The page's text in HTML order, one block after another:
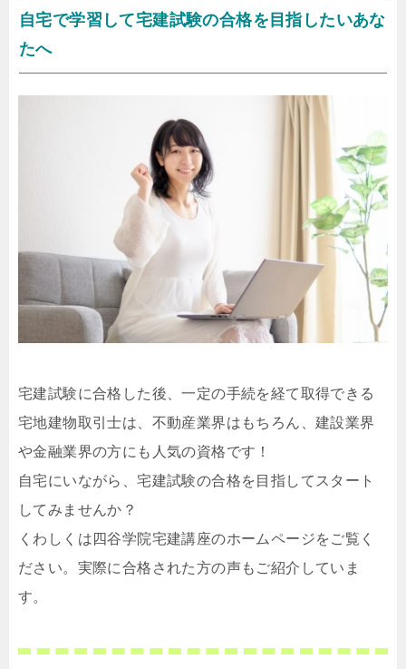
自宅で学習して宅建試験の合格を目指したいあな
たへ
宅建試験に合格した後、一定の手続を経て取得できる
宅地建物取引士は、不動産業界はもちろん、建設業界
や金融業界の方にも人気の資格です！
自宅にいながら、宅建試験の合格を目指してスタート
してみませんか？
くわしくは四谷学院宅建講座のホームページをご覧く
ださい。実際に合格された方の声もご紹介していま
す。